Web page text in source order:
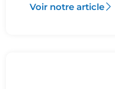
Voir notre article